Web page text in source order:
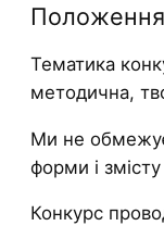
Тематика
методична,
Ми не
форми і
Конкурс